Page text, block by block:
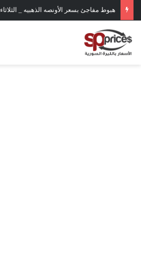
هبوط مفاجئ بسعر الأونصه الذهبيه _ الثلاثاء 1/8/2023